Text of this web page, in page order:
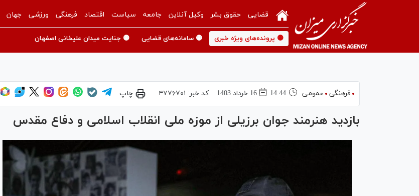
قضایی حقوق بشر وکیل آنلاین جامعه سیاست اقتصاد فرهنگی ورزشی جهان
🟡 پرونده‌های ویژه خبری 🟡 سامانه‌های قضایی 🟡 جنایت میدان علیخانی اصفهان
فرهنگی عمومی 14:44 16 خرداد 1403 کد خبر: ۴۷۷۶۷۰۱ چاپ
بازدید هنرمند جوان برزیلی از موزه ملی انقلاب اسلامی و دفاع مقدس